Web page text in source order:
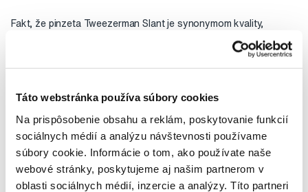
Táto webstránka používa súbory cookies
Na prispôsobenie obsahu a reklám, poskytovanie funkcií
sociálnych médií a analýzu návštevnosti používame
súbory cookie. Informácie o tom, ako používate naše
webové stránky, poskytujeme aj našim partnerom v
oblasti sociálnych médií, inzercie a analýzy. Títo partneri
Fakt, že pinzeta Tweezerman Slant je synonymom kvality,
potvrdzuje skutočnosť, že si ju pre svoju prácu už niekoľko
rokov vyberajú profesionálni vizážisti celebrít a modeliek. Navyše
to bola práve spoločnosť Tweezerman, ktorá vôbec prvýkrát
na trhu celý rad pestrých pinziet, Slant je však vďaka svojmu
unikátnemu.
Hodnocení